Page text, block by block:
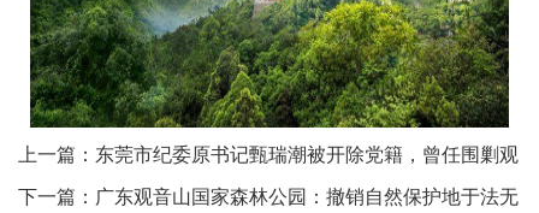
上一篇： 东莞市纪委原书记甄瑞潮被开除党籍，曾任围剿观
音山总指挥
下一篇： 广东观音山国家森林公园：撤销自然保护地于法无